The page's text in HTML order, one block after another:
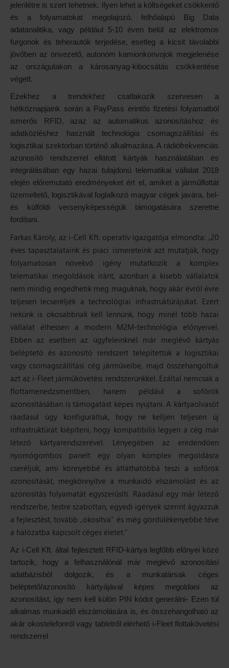
jelenlétre is szert tehetnek. Ilyen lehet a költségeket csökkentő
és a folyamatokat megolajozó, felhőalapú Big Data
adatanalitika, vagy például 5-10 éven belül az elektromos
furgonok és teherautók terjedése, esetleg a kicsit távolabbi
jövőben az önvezető, autonóm kamionkonvojok megjelenése
az országutakon a károsanyag-kibocsátás csökkentése
végett.
Ezekhez a trendekhez csatlakozik szervesen a
hétköznapjaink során a PayPass érintős fizetési folyamatból
ismerős RFID, azaz az automatikus azonosításhoz és
adatközléshez használt technológia csomagszállítási és
logisztikai szektorban történő alkalmazása. A rádiófrekvenciás
azonosító rendszerrel ellátott kártyák használatában és
integrálásában egy hazai tulajdonú telematikai vállalat 2018
elején előremutató eredményeket ért el, amiket a járműflottát
üzemeltető, logisztikával foglalkozó magyar cégek javára, bel-
és külföldi versenyképességük támogatására szeretne
fordítani.
Farkas Károly, az i-Cell Kft. operatív igazgatója elmondta: „20
éves tapasztalataink és piaci ismereteink azt mutatják, hogy
folyamatosan növekvő igény mutatkozik a komplex
telematikai megoldások iránt, azonban a kisebb vállalatok
nem mindig engedhetik meg maguknak, hogy akár évről évre
teljesen lecseréljék a technológiai infrastruktúrájukat. Ezért
nekünk is okosabbnak kell lennünk, hogy minél több hazai
vállalat élhessen a modern M2M-technológia előnyeivel.
Ebben az esetben az ügyfeleinknél már meglévő kártyás
beléptető és azonosító rendszert telepítettük a logisztikai
vagy csomagszállítási cég járműveibe, majd összehangoltuk
azt az i-Fleet járműkövetési rendszerünkkel. Ezáltal nemcsak a
flottamenedzsmentben, hanem például a sofőrök
azonosításában is támogatást képes nyújtani. A kártyaolvasót
ráadásul úgy konfiguráltuk, hogy ne kelljen teljesen új
infrastruktúrát kiépíteni, hogy kompatibilis legyen a cég már
létező kártyarendszerével. Lényegében az eredendően
nyomógombos panelt egy olyan komplex megoldásra
cseréljük, ami könnyebbé és átláthatóbbá teszi a sofőrök
azonosítását, megkönnyítve a munkaidő elszámolást és az
azonosítás folyamatát egyszerűsíti. Ráadásul egy már létező
rendszerbe, testre szabottan, egyedi igények szerint ágyazzuk
a fejlesztést, tovább „okosítva” és még gördülékenyebbé téve
a hálózatba kapcsolt céges életet.”
Az i-Cell Kft. által fejlesztett RFID-kártya legfőbb előnyei közé
tartozik, hogy a felhasználónál már meglévő azonosítási
adatbázisból dolgozik, és a munkatársak céges
beléptető/azonosító kártyájával képes megoldani az
azonosítást, így nem kell külön PIN kódot generálni- Ezen túl
alkalmas munkaidő elszámolására is, és összehangolható az
akár okostelefonról vagy tabletről elérhető i-Fleet flottakövetési
rendszerrel